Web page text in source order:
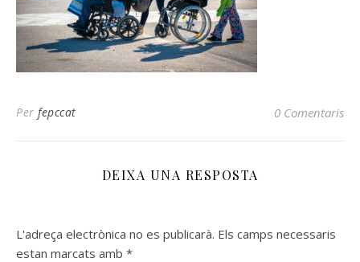
Per fepccat 0 Comentaris
DEIXA UNA RESPOSTA
L'adreça electrònica no es publicarà. Els camps necessaris
estan marcats amb *